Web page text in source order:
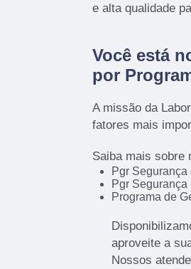
e alta qualidade
Você está
por
A missão da
fatores mais
Saiba mais sobre
Pgr Segurança
Pgr Segurança
Programa de
aproveite a
Nossos